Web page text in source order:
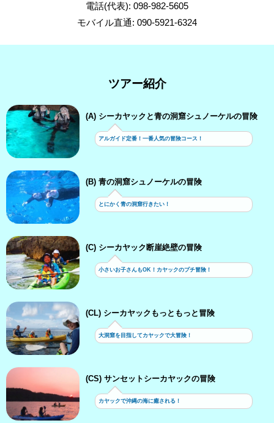
電話(代表): 098-982-5605
モバイル直通: 090-5921-6324
ツアー紹介
(A) シーカヤックと青の洞窟シュノーケルの冒険
アルガイド定番！一番人気の冒険コース！
(B) 青の洞窟シュノーケルの冒険
とにかく青の洞窟行きたい！
(C) シーカヤック断崖絶壁の冒険
小さいお子さんもOK！カヤックのプチ冒険！
(CL) シーカヤックもっともっと冒険
大洞窟を目指してカヤックで大冒険！
(CS) サンセットシーカヤックの冒険
カヤックで沖縄の海に癒される！